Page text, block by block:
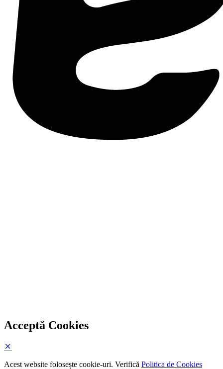
Acceptă Cookies
Acest website folosește cookie-uri. Verifică Politica de Cookies